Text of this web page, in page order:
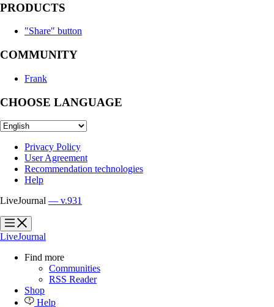
PRODUCTS
"Share" button
COMMUNITY
Frank
CHOOSE LANGUAGE
Privacy Policy
User Agreement
Recommendation technologies
Help
LiveJournal — v.931
?
?
LiveJournal
Find more
Communities
RSS Reader
Shop
Help